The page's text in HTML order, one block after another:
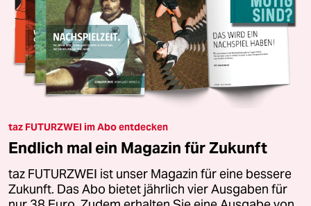
taz FUTURZWEI im Abo entdecken
Endlich mal ein Magazin für Zukunft
taz FUTURZWEI ist unser Magazin für eine bessere
Zukunft. Das Abo bietet jährlich vier Ausgaben für